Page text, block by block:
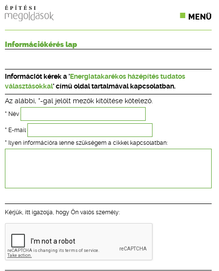
MENÜ
CPR TERMÉKKIÍRÁS
ÉPÍTÉSI JOG
ONLINE KÉPZÉSEK
TERVEZÉSI SEGÉDLETEK
Információkérés lap
Információt kérek a ' Energiatakarékos házépítés tudatos
választásokkal' című oldal tartalmával kapcsolatban.
Az alábbi, *-gal jelölt mezők kitöltése kötelező.
* Név
* E-mail
* Ilyen információra lenne szükségem a cikkel kapcsolatban:
Kérjük, itt igazolja, hogy Ön valós személy: